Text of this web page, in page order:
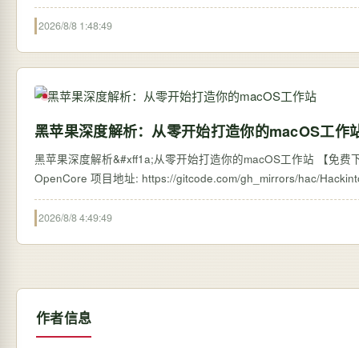
2026/8/8 1:48:49
黑苹果深度解析：从零开始打造你的macOS工作
黑苹果深度解析&#xff1a;从零开始打造你的macOS工作站 【免
2026/8/8 4:49:49
作者信息